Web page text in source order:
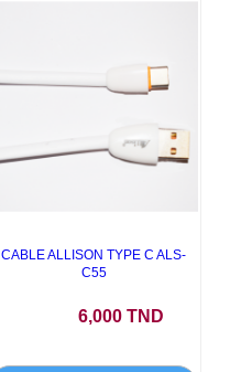
CABLE ALLISON TYPE C ALS-
C55
6,000 TND